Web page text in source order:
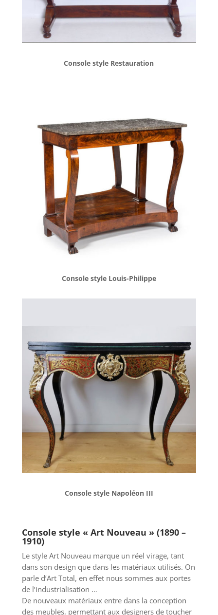
Console style Restauration
Console style Louis-Philippe
Console style Napoléon III
Console style « Art Nouveau » (1890 –
1910)
Le style Art Nouveau marque un réel virage, tant
dans son design que dans les matériaux utilisés. On
parle d’Art Total, en effet nous sommes aux portes
de l’industrialisation …
De nouveaux matériaux entre dans la conception
des meubles, permettant aux designers de toucher